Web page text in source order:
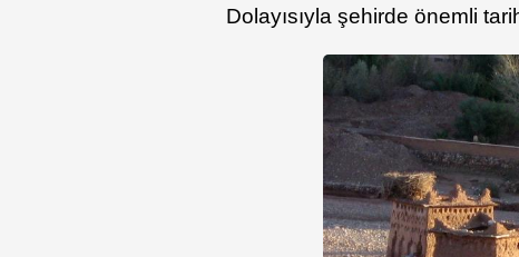
Dolayısıyla şehirde önemli